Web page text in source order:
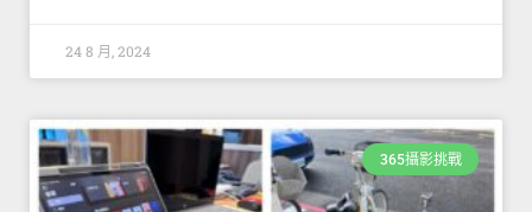
24 8 月, 2024
365攝影挑戰